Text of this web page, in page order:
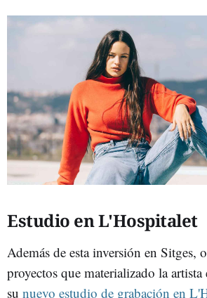
Estudio en L'Hospitalet
Además de esta inversión en Sitges,
proyectos que materializado la artista
su nuevo estudio de grabación en